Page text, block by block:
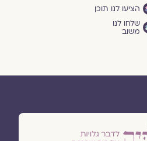
הציעו לנו תוכן
שלחו לנו
משוב